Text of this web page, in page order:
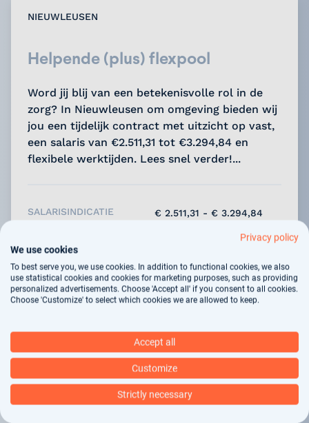
NIEUWLEUSEN
Helpende (plus) flexpool
Word jij blij van een betekenisvolle rol in de
zorg? In Nieuwleusen om omgeving bieden wij
jou een tijdelijk contract met uitzicht op vast,
een salaris van €2.511,31 tot €3.294,84 en
flexibele werktijden. Lees snel verder!...
SALARISINDICATIE
€ 2.511,31 - € 3.294,84
OPLEIDINGSNIVEAU
Bekijk vacature
Privacy policy
We use cookies
To best serve you, we use cookies. In addition to functional cookies, we also
use statistical cookies and cookies for marketing purposes, such as providing
personalized advertisements. Choose 'Accept all' if you consent to all cookies.
Choose 'Customize' to select which cookies we are allowed to keep.
Accept all
Customize
Strictly necessary